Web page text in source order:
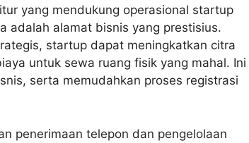
yang mendukung operasional startup
adalah alamat bisnis yang prestisius.
startup dapat meningkatkan citra
untuk sewa ruang fisik yang mahal. Ini
serta memudahkan proses registrasi
penerimaan telepon dan pengelolaan